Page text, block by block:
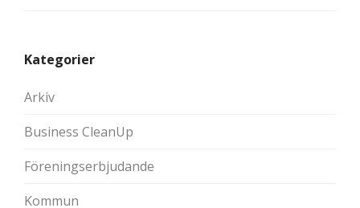
Kategorier
Arkiv
Business CleanUp
Föreningserbjudande
Kommun